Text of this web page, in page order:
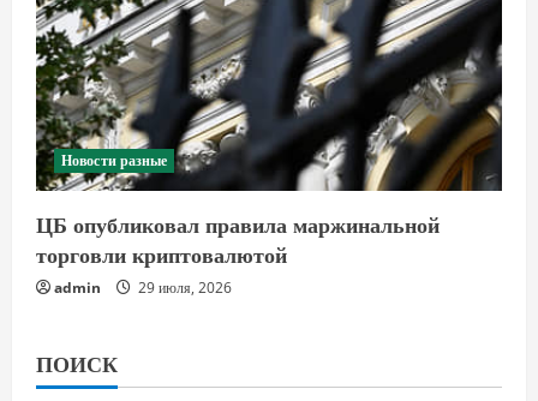
Новости разные
ЦБ опубликовал правила маржинальной
торговли криптовалютой
admin 29 июля, 2026
ПОИСК